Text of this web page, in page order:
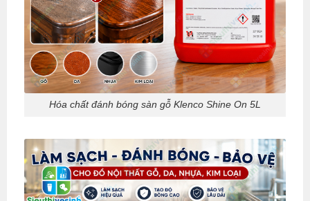
Hóa chất đánh bóng sàn gỗ Klenco Shine On 5L